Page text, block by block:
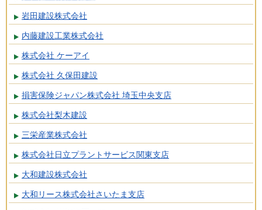
岩田建設株式会社
内藤建設工業株式会社
株式会社 ケーアイ
株式会社 久保田建設
損害保険ジャパン株式会社 埼玉中央支店
株式会社梨木建設
三栄産業株式会社
株式会社日立プラントサービス関東支店
大和建設株式会社
大和リース株式会社さいたま支店